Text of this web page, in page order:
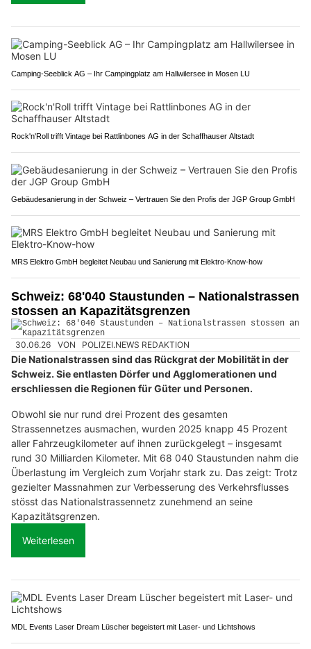
Camping-Seeblick AG – Ihr Campingplatz am Hallwilersee in Mosen LU
Rock'n'Roll trifft Vintage bei Rattlinbones AG in der Schaffhauser Altstadt
Gebäudesanierung in der Schweiz – Vertrauen Sie den Profis der JGP Group GmbH
MRS Elektro GmbH begleitet Neubau und Sanierung mit Elektro-Know-how
Schweiz: 68'040 Staustunden – Nationalstrassen
stossen an Kapazitätsgrenzen
30.06.26 VON POLIZEI.NEWS REDAKTION
Die Nationalstrassen sind das Rückgrat der Mobilität in der
Schweiz. Sie entlasten Dörfer und Agglomerationen und
erschliessen die Regionen für Güter und Personen.
Obwohl sie nur rund drei Prozent des gesamten
Strassennetzes ausmachen, wurden 2025 knapp 45 Prozent
aller Fahrzeugkilometer auf ihnen zurückgelegt – insgesamt
rund 30 Milliarden Kilometer. Mit 68 040 Staustunden nahm die
Überlastung im Vergleich zum Vorjahr stark zu. Das zeigt: Trotz
gezielter Massnahmen zur Verbesserung des Verkehrsflusses
stösst das Nationalstrassennetz zunehmend an seine
Kapazitätsgrenzen.
Weiterlesen
MDL Events Laser Dream Lüscher begeistert mit Laser- und Lichtshows